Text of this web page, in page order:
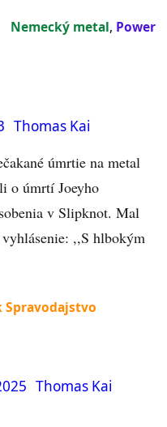
Nemecký metal, Power
Thomas Kai
úmrtie na metal
o úmrtí Joeyho
v Slipknot. Mal
,,S hlbokým
Spravodajstvo
Thomas Kai